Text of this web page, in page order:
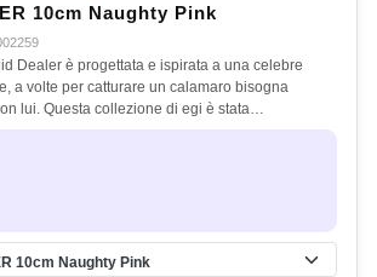
10cm Naughty Pink
Dealer è progettata e ispirata a una celebre
a volte per catturare un calamaro bisogna
lui. Questa collezione di egi è stata…
10cm Naughty Pink